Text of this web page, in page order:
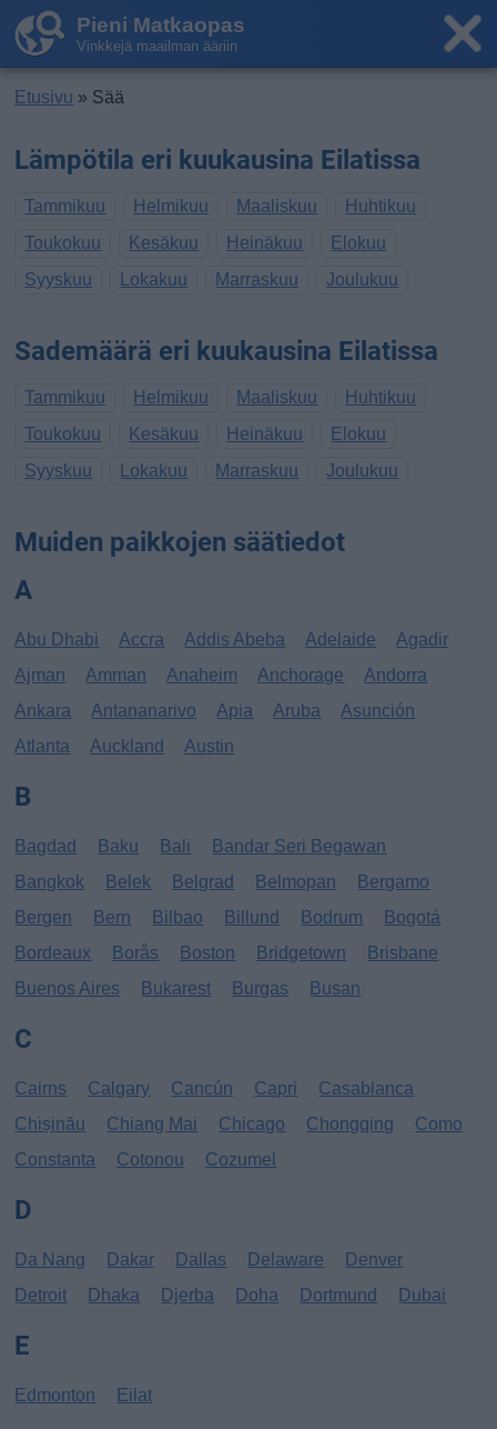
Pieni Matkaopas
Vinkkejä maailman ääriin
Etusivu » Sää
Lämpötila eri kuukausina Eilatissa
Tammikuu Helmikuu Maaliskuu
Huhtikuu
Toukokuu
Kesäkuu Heinäkuu
Elokuu
Syyskuu
Lokakuu Marraskuu Joulukuu
Sademäärä eri kuukausina Eilatissa
Tammikuu Helmikuu Maaliskuu
Huhtikuu
Toukokuu
Kesäkuu Heinäkuu
Elokuu
Syyskuu
Lokakuu Marraskuu Joulukuu
Muiden paikkojen säätiedot
A
Abu Dhabi Accra Addis Abeba Adelaide
Agadir
Ajman
Amman Anaheim Anchorage
Andorra
Ankara
Antananarivo Apia Aruba
Asunción
Atlanta
Auckland Austin
B
Bagdad Baku Bali
Bandar Seri Begawan
Bangkok
Belek Belgrad Belmopan
Bergamo
Bergen
Bern Bilbao Billund Bodrum
Bogotá
Bordeaux
Borås Boston Bridgetown
Brisbane
Buenos Aires
Bukarest Burgas Busan
C
Cairns Calgary Cancún Capri
Casablanca
Chișinău
Chiang Mai Chicago Chongqing
Como
Constanta
Cotonou Cozumel
D
Da Nang Dakar Dallas Delaware
Denver
Detroit
Dhaka Djerba Doha Dortmund Dubai
E
Edmonton Eilat